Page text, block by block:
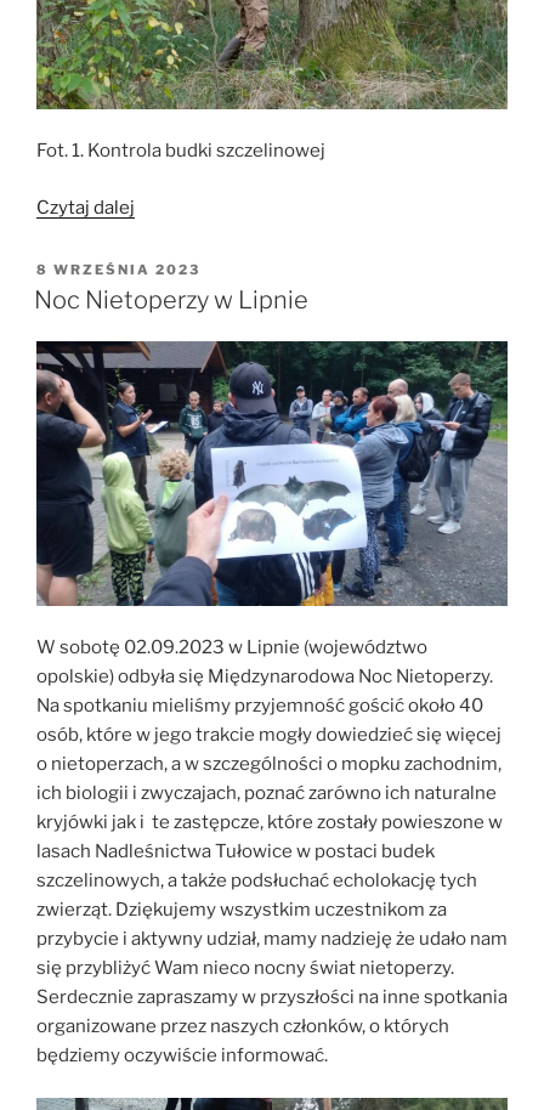
Fot. 1. Kontrola budki szczelinowej
Czytaj dalej
budek
szczelinowych”
OPUBLIKOWANE
W
8 WRZEŚNIA 2023
Noc Nietoperzy w Lipnie
W sobotę 02.09.2023 w Lipnie (województwo
opolskie) odbyła się Międzynarodowa Noc Nietoperzy.
Na spotkaniu mieliśmy przyjemność gościć około 40
osób, które w jego trakcie mogły dowiedzieć się więcej
o nietoperzach, a w szczególności o mopku zachodnim,
ich biologii i zwyczajach, poznać zarówno ich naturalne
kryjówki jak i te zastępcze, które zostały powieszone w
lasach Nadleśnictwa Tułowice w postaci budek
szczelinowych, a także podsłuchać echolokację tych
zwierząt. Dziękujemy wszystkim uczestnikom za
przybycie i aktywny udział, mamy nadzieję że udało nam
się przybliżyć Wam nieco nocny świat nietoperzy.
Serdecznie zapraszamy w przyszłości na inne spotkania
organizowane przez naszych członków, o których
będziemy oczywiście informować.